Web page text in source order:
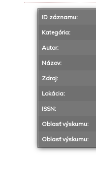
ID záznamu:
Kategória:
Autor:
Názov:
Zdroj:
Lokácia:
ISSN:
Oblasť výskumu:
Oblasť výskumu: